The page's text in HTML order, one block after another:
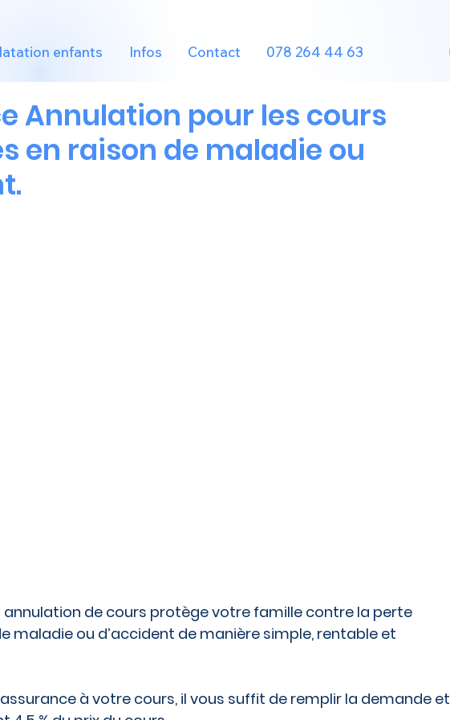
enfants Infos Contact 078 264 44 63
Annulation pour les cours
en raison de maladie ou
annulation de cours protège votre famille contre la perte
maladie ou d’accident de manière simple, rentable et
à votre cours, il vous suffit de remplir la demande et